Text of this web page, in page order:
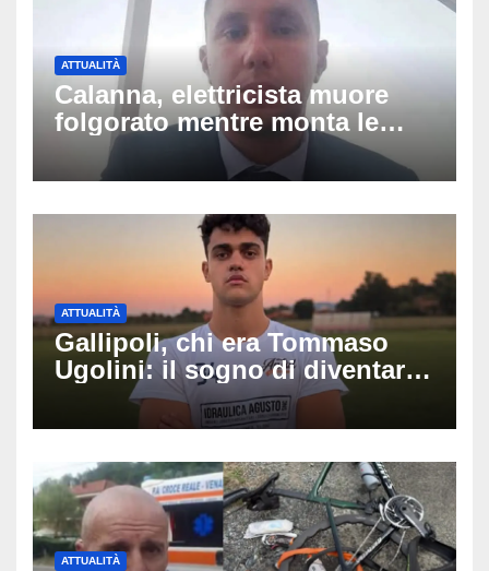
ATTUALITÀ
Calanna, elettricista muore
folgorato mentre monta le
luminarie della festa: chi era
Fabio Calabrò e cosa è
ATTUALITÀ
Gallipoli, chi era Tommaso
Ugolini: il sogno di diventare
medico e la fascia da
capitano, il dolore di Bologna
ATTUALITÀ